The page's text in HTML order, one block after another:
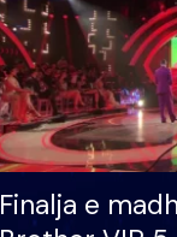
Finalja e